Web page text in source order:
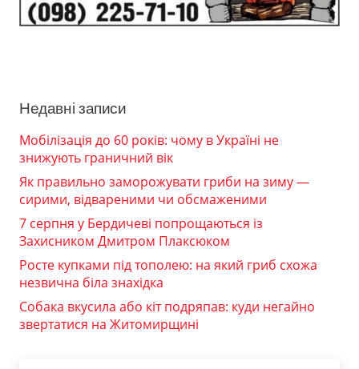
Недавні записи
Мобілізація до 60 років: чому в Україні не
знижують граничний вік
Як правильно заморожувати гриби на зиму —
сирими, відвареними чи обсмаженими
7 серпня у Бердичеві попрощаються із
Захисником Дмитром Плаксюком
Росте купками під тополею: на який гриб схожа
незвична біла знахідка
Собака вкусила або кіт подряпав: куди негайно
звертатися на Житомирщині